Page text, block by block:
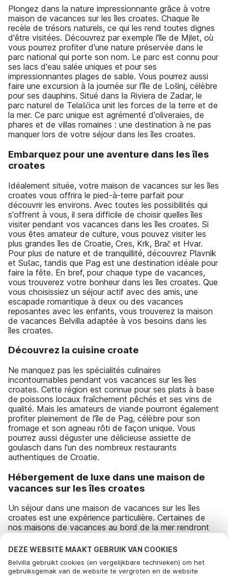
DEZE WEBSITE MAAKT GEBRUIK VAN COOKIES
Belvilla gebruikt cookies (en vergelijkbare technieken) om het
gebruiksgemak van de website te vergroten en de website
Plongez dans la nature impressionnante grâce à votre
maison de vacances sur les îles croates. Chaque île
recèle de trésors naturels, ce qui les rend toutes dignes
d'être visitées. Découvrez par exemple l'île de Mjlet, où
vous pourrez profiter d'une nature préservée dans le
parc national qui porte son nom. Le parc est connu pour
ses lacs d'eau salée uniques et pour ses
impressionnantes plages de sable. Vous pourrez aussi
faire une excursion à la journée sur l'île de Lošinj, célèbre
pour ses dauphins. Situé dans la Riviera de Zadar, le
parc naturel de Telašćica unit les forces de la terre et de
la mer. Ce parc unique est agrémenté d'oliveraies, de
phares et de villas romaines : une destination à ne pas
manquer lors de votre séjour dans les îles croates.
Embarquez pour une aventure dans les îles
croates
Idéalement située, votre maison de vacances sur les îles
croates vous offrira le pied-à-terre parfait pour
découvrir les environs. Avec toutes les possibilités qui
s'offrent à vous, il sera difficile de choisir quelles îles
visiter pendant vos vacances dans les îles croates. Si
vous êtes amateur de culture, vous pouvez visiter les
plus grandes îles de Croatie, Cres, Krk, Brač et Hvar.
Pour plus de nature et de tranquillité, découvrez Plavnik
et Sušac, tandis que Pag est une destination idéale pour
faire la fête. En bref, pour chaque type de vacances,
vous trouverez votre bonheur dans les îles croates. Que
vous choisissiez un séjour actif avec des amis, une
escapade romantique à deux ou des vacances
reposantes avec les enfants, vous trouverez la maison
de vacances Belvilla adaptée à vos besoins dans les
îles croates.
Découvrez la cuisine croate
Ne manquez pas les spécialités culinaires
incontournables pendant vos vacances sur les îles
croates. Cette région est connue pour ses plats à base
de poissons locaux fraîchement pêchés et ses vins de
qualité. Mais les amateurs de viande pourront également
profiter pleinement de l'île de Pag, célèbre pour son
fromage et son agneau rôti de façon unique. Vous
pourrez aussi déguster une délicieuse assiette de
goulasch dans l'un des nombreux restaurants
authentiques de Croatie.
Hébergement de luxe dans une maison de
vacances sur les îles croates
Un séjour dans une maison de vacances sur les îles
croates est une expérience particulière. Certaines de
nos maisons de vacances au bord de la mer rendront
souffle. Choisissez une maison de vacances dans un
quotidien des centres touristiques. Réservez une maison